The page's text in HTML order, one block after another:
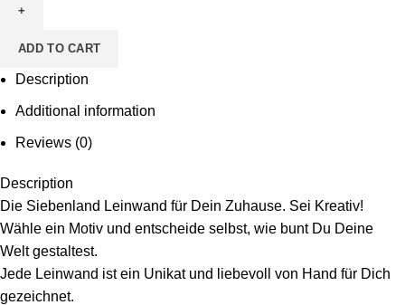
Ausmalen
Motiv
Rene
ADD TO CART
Description
Additional information
Reviews (0)
Description
Die Siebenland Leinwand für Dein Zuhause. Sei Kreativ!
Wähle ein Motiv und entscheide selbst, wie bunt Du Deine
Welt gestaltest.
Jede Leinwand ist ein Unikat und liebevoll von Hand für Dich
gezeichnet.